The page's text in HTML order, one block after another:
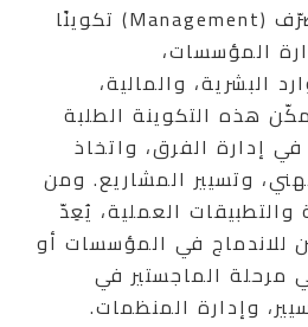
توفّر الإجازة في التصرّف (Management) تكوينًا
المؤسسات،
البشرية، والمالية،
هذه التكوينة الطلبة
إدارة الفرق، واتخاذ
وتسيير المشاريع. ومن
العملية، يُعِدّ
للاندماج في المؤسسات أو
مرحلة الماجستير في
وإدارة المنظمات.